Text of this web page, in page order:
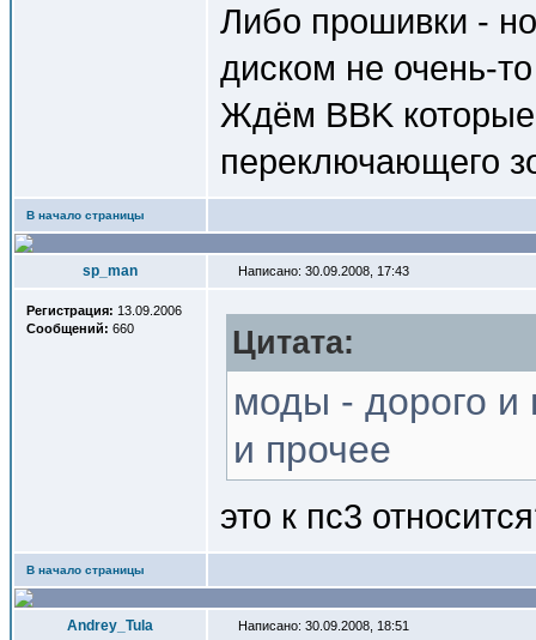
Либо прошивки -
диском не очень-
Ждём BBK
переключающего
В начало страницы
sp_man Написано: 30.09.2008, 17:43
Регистрация: 13.09.2006
Сообщений: 660 Цитата:
моды - дорого и
и прочее
это к пс3
В начало страницы
Andrey_Tula Написано: 30.09.2008, 18:51